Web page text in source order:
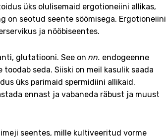
üks olulisemaid ergotioneiini allikas,
on seotud seente söömisega. Ergotioneiini
ja nööbiseentes.
glutatiooni. See on nn. endogeenne
seda. Siiski on meil kasulik saada
üks parimaid spermidiini allikaid.
ennast ja vabaneda räbust ja muust
seentes, mille kultiveeritud vorme